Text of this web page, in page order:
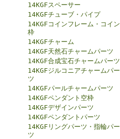
14KGFスペーサー
14KGFチューブ・パイプ
14KGFコインフレーム・コイン
枠
14KGFチャーム
14KGF天然石チャームパーツ
14KGF合成宝石チャームパーツ
14KGFジルコニアチャームパー
ツ
14KGFパールチャームパーツ
14KGFペンダント空枠
14KGFデザインパーツ
14KGFペンダントパーツ
14KGFリングパーツ・指輪パー
ツ